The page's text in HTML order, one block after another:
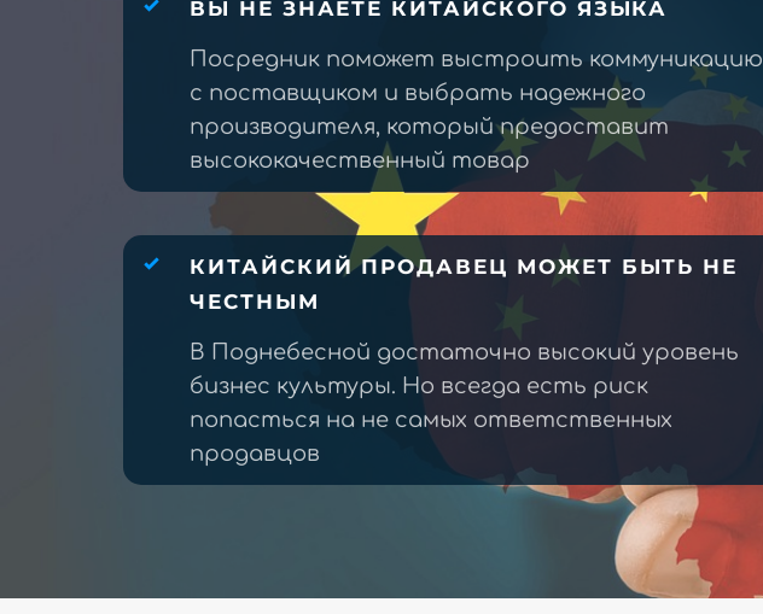
ВЫ НЕ ЗНАЕТЕ КИТАЙСКОГО ЯЗЫКА
Посредник поможет выстроить коммуникацию
с поставщиком и выбрать надежного
производителя, который предоставит
высококачественный товар
КИТАЙСКИЙ ПРОДАВЕЦ МОЖЕТ БЫТЬ НЕ
ЧЕСТНЫМ
В Поднебесной достаточно высокий уровень
бизнес культуры. Но всегда есть риск
попасться на не самых ответственных
продавцов